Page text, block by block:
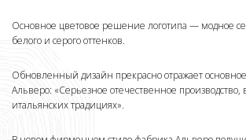
Основное цветовое решение логотипа — модное
белого и серого оттенков.
Обновленный дизайн прекрасно отражает
Альверо: «Серьезное отечественное производство,
итальянских традициях».